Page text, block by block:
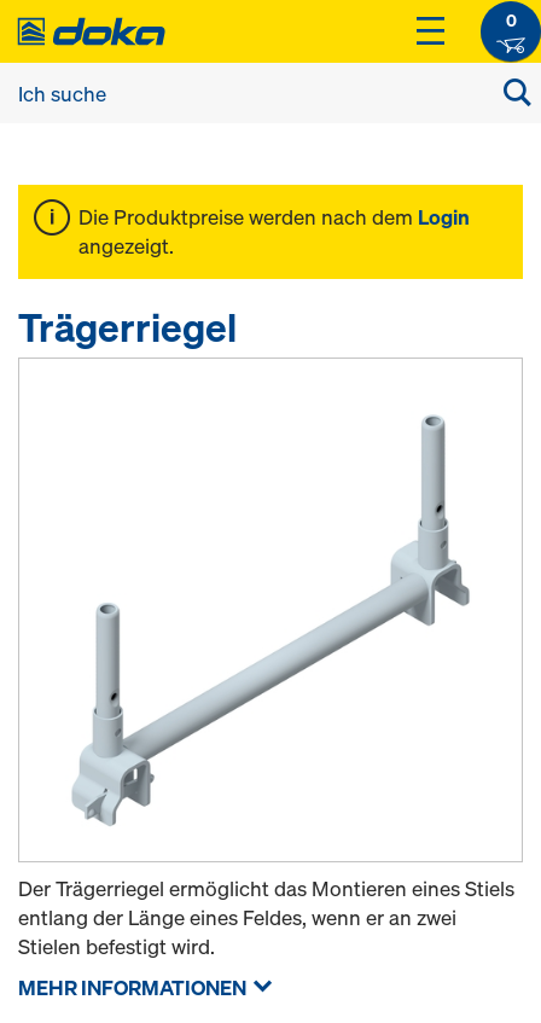
0
Die Produktpreise werden nach dem Login
angezeigt.
Trägerriegel
Der Trägerriegel ermöglicht das Montieren eines Stiels
entlang der Länge eines Feldes, wenn er an zwei
Stielen befestigt wird.
MEHR INFORMATIONEN